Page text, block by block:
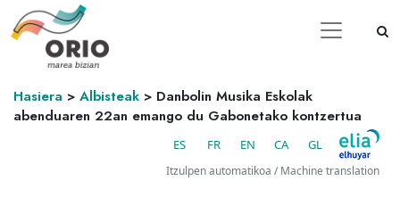
Hasiera > Albisteak > Danbolin Musika Eskolak
abenduaren 22an emango du Gabonetako kontzertua
ES FR EN CA GL
Itzulpen automatikoa / Machine translation